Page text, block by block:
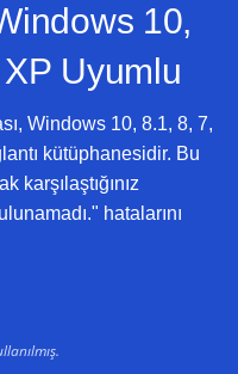
10,
Uyumlu
Windows 10, 8.1, 8, 7,
kütüphanesidir. Bu
karşılaştığınız
hatalarını